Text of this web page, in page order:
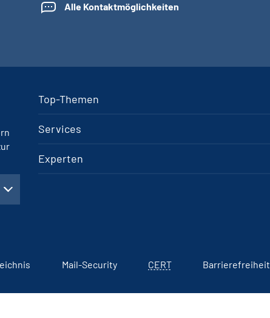
Alle Kontaktmöglichkeiten
Top-Themen
Services
Experten
Mail-Security CERT Barrierefreiheit